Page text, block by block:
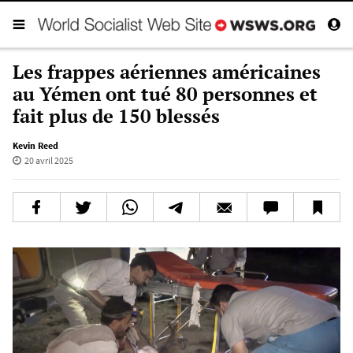
Les frappes aériennes américaines
au Yémen ont tué 80 personnes et
fait plus de 150 blessés
Kevin Reed
20 avril 2025